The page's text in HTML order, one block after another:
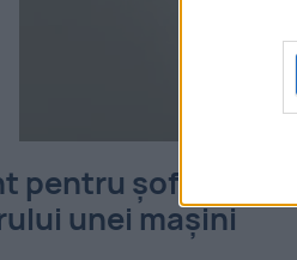
pentru șoferi.
unei mașini